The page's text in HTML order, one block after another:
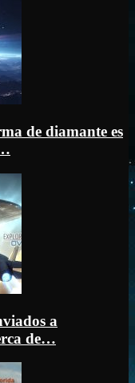
de diamante es
a
de…